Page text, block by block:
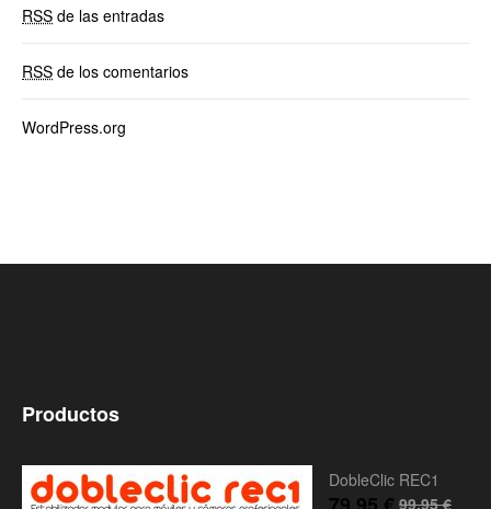
RSS de las entradas
RSS de los comentarios
WordPress.org
Productos
DobleClic REC1
99.95€